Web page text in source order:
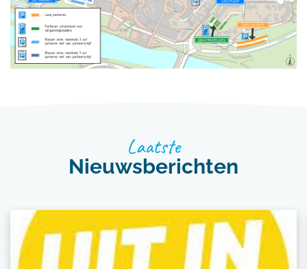
Laatste
Nieuwsberichten